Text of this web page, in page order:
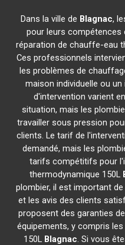
Dans la ville de Blagnac,
pour leurs compétences
réparation de chauffe-eau
Ces professionnels
les problèmes de
maison individuelle ou
d'intervention varient
situation, mais les
travailler sous pression
clients. Le tarif de
demandé, mais les
tarifs compétitifs pour
thermodynamique 150L
plombier, il est important
et les avis des clients
proposent des garanties
équipements, y compris
150L Blagnac. Si vous